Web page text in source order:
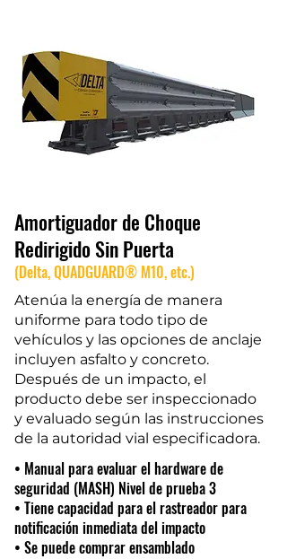
Amortiguador de Choque
Redirigido Sin Puerta
(Delta, QUADGUARD® M10, etc.)
Atenúa la energía de manera
uniforme para todo tipo de
vehículos y las opciones de anclaje
incluyen asfalto y concreto.
Después de un impacto, el
producto debe ser inspeccionado
y evaluado según las instrucciones
de la autoridad vial especificadora.
• Manual para evaluar el hardware de
seguridad (MASH) Nivel de prueba 3
• Tiene capacidad para el rastreador para
notificación inmediata del impacto
• Se puede comprar ensamblado